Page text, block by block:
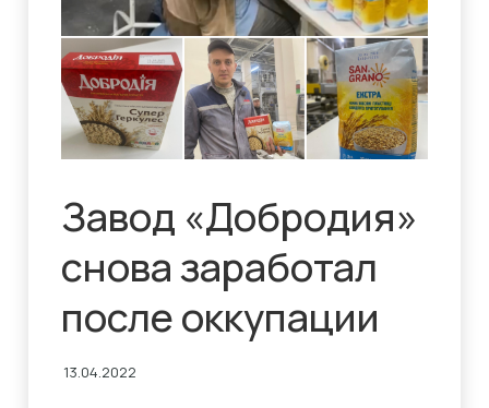
Завод «Добродия»
снова заработал
после оккупации
13.04.2022